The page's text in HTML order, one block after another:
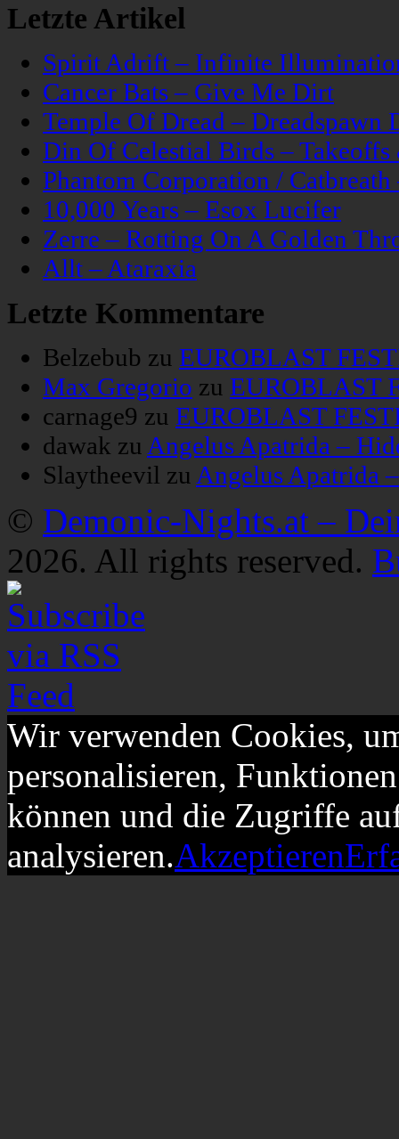
Letzte Artikel
Spirit Adrift – Infinite
Cancer Bats – Give Me Dirt
Temple Of Dread – Dreadspawn
Din Of Celestial Birds –
Phantom Corporation /
10,000 Years – Esox Lucifer
Zerre – Rotting On A Golden
Allt – Ataraxia
Letzte Kommentare
Belzebub zu EUROBLAST
Max Gregorio zu EUROBLAST
carnage9 zu EUROBLAST
dawak zu Angelus Apatrida –
Slaytheevil zu Angelus Apatrida
© Demonic-Nights.at –
2026. All rights reserved.
Wir verwenden Cookies,
personalisieren,
können und die Zugriffe
analysieren.Akzeptieren